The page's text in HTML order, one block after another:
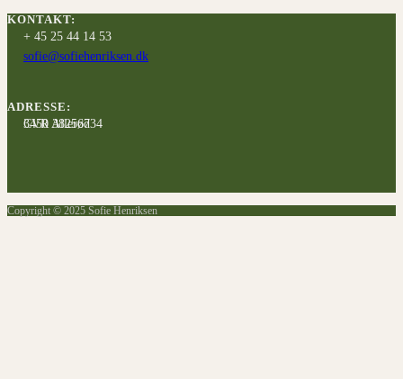
KONTAKT:
+ 45 25 44 14 53
sofie@sofiehenriksen.dk
ADRESSE:
3450 Allerød
CVR 38256734
Copyright © 2025 Sofie Henriksen